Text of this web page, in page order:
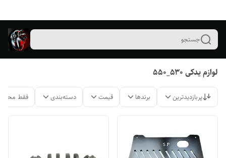
جستجو
لوازم یدکی ۵۳۰_۵۵۰
پربازدیدترین برندها قیمت دسته‌بندی فقط